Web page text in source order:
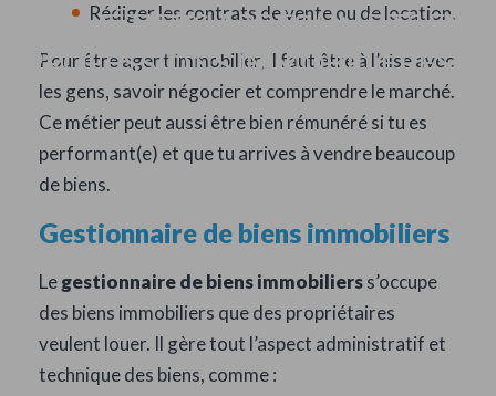
LES MÉTIERS APRÈS UN BTS EN
PROFESSIONS IMMOBILIÈRES
Rédiger les contrats de vente ou de location.
Pour être agent immobilier, il faut être à l’aise avec
les gens, savoir négocier et comprendre le marché.
Ce métier peut aussi être bien rémunéré si tu es
performant(e) et que tu arrives à vendre beaucoup
de biens.
Gestionnaire de biens immobiliers
Legestionnaire de biens immobilierss’occupe
des biens immobiliers que des propriétaires
veulent louer. Il gère tout l’aspect administratif et
technique des biens, comme :